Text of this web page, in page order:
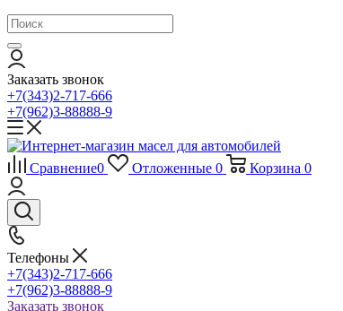
Заказать звонок
+7(343)2-717-666
+7(962)3-88888-9
Сравнение0 Отложенные 0 Корзина 0
Телефоны
+7(343)2-717-666
+7(962)3-88888-9
Заказать звонок